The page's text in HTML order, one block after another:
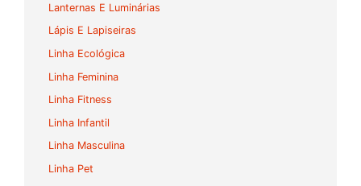
Lanternas E Luminárias
Lápis E Lapiseiras
Linha Ecológica
Linha Feminina
Linha Fitness
Linha Infantil
Linha Masculina
Linha Pet